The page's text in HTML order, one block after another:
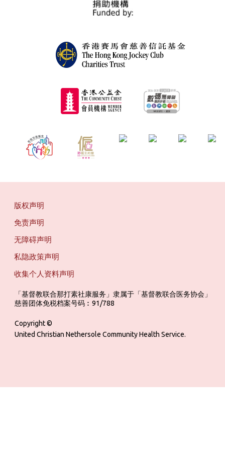
版权声明
免责声明
无障碍声明
私隐政策声明
收集个人资料声明
「基督教联合那打素社康服务」隶属于「基督教联合医务协会」
慈善团体免税档案号码︰91/788
Copyright ©
United Christian Nethersole Community Health Service.